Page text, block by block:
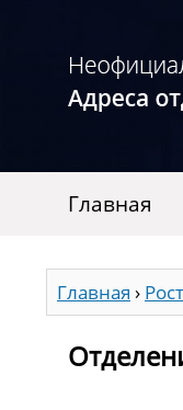
Главная
Главная ›